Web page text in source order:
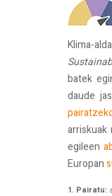
Klima-
batek
daude
arriskuak
egileen
Europan
1. Pairatu: